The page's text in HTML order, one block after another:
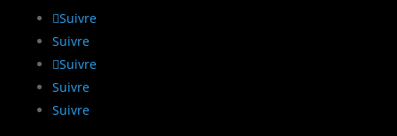
Suivre
Suivre
Suivre
Suivre
Suivre